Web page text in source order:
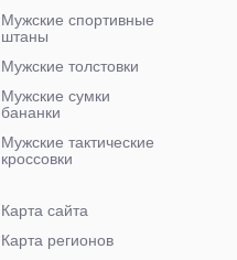
Мужские спортивные
штаны
Мужские толстовки
Мужские сумки
бананки
Мужские тактические
кроссовки
Карта сайта
Карта регионов